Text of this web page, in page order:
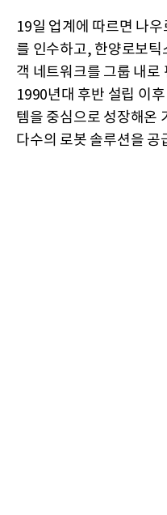
19일 업계에 따르면 나
를 인수하고, 한양로보
객 네트워크를 그룹 내로
1990년대 후반 설립 이
템을 중심으로 성장해온
다수의 로봇 솔루션을 공